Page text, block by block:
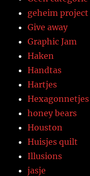
geheim project
Give away
Graphic Jam
Haken
Handtas
Hartjes
Hexagonnetjes
honey bears
Houston
Huisjes quilt
Illusions
jasje